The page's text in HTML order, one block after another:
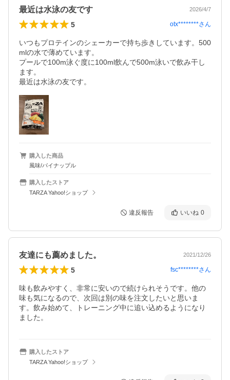
最近は水泳の友です 2026/4/7
5 otx********さん
いつもプロテインのシェーカーで持ち歩きしています。500
mlの水で薄めています。
プールで100m泳ぐ度に100ml飲んで500m泳いで飲み干し
ます。
最近は水泳の友です。
購入した商品
風味/パイナップル
購入したストア
TARZA Yahoo!ショップ
違反報告 いいね 0
友達にも薦めました。 2021/12/26
5 fsc********さん
味も飲みやすく、非常に安いので続けられそうです。他の
味も気になるので、次回は別の味を注文したいと思いま
す。飲み始めて、トレーニング中に追い込めるようになり
ました。
購入したストア
TARZA Yahoo!ショップ